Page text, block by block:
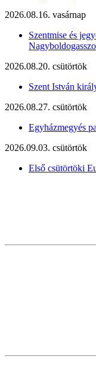
2026.08.16. vasárnap
Szentmise és
2026.08.20. csütörtök
Szent István
2026.08.27. csütörtök
Egyházmegyés
2026.09.03. csütörtök
Első csütörtöki